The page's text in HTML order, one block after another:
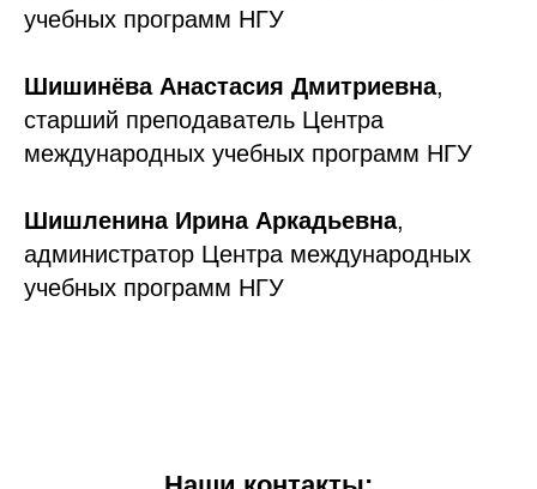
учебных программ НГУ
Шишинёва Анастасия Дмитриевна,
старший преподаватель Центра
международных учебных программ НГУ
Шишленина Ирина Аркадьевна,
администратор Центра международных
учебных программ НГУ